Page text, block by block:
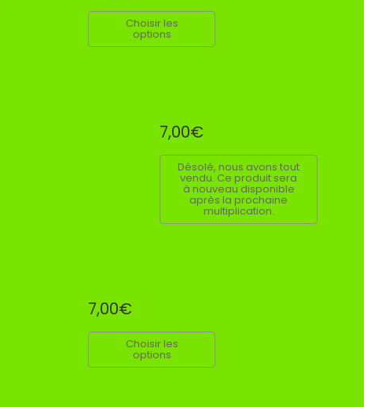
Choisir les
options
7,00€
Désolé, nous avons tout
vendu. Ce produit sera
à nouveau disponible
après la prochaine
multiplication.
7,00€
Choisir les
options